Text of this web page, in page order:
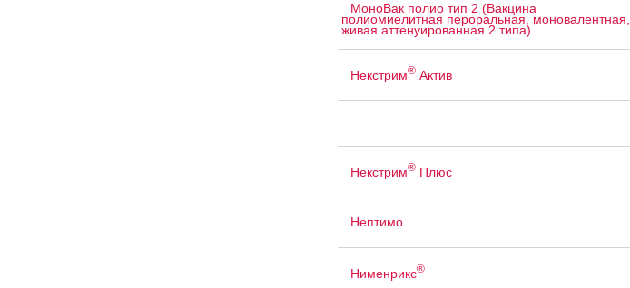
МоноВак полио тип 2 (Вакцина
полиомиелитная пероральная, моновалентная,
живая аттенуированная 2 типа)
Некстрим®Актив
Некстрим®Плюс
Нептимо
Нименрикс®